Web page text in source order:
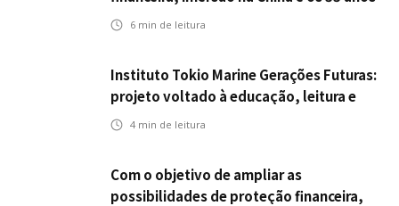
da ENS
6 min de leitura
Instituto Tokio Marine Gerações Futuras:
projeto voltado à educação, leitura e
empregabilidade
4 min de leitura
Com o objetivo de ampliar as
possibilidades de proteção financeira,